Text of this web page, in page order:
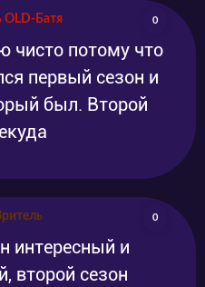
OLD-Батя 0
чисто потому что
первый сезон и
был. Второй
0
интересный и
второй сезон